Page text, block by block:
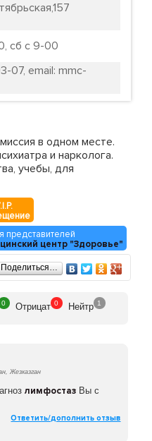
сб с 9-00
07, email: mmc-
в одном месте.
и нарколога.
учебы, для
представителей
центр "Здоровье"
Поделиться…
0 Отрицат 0 Нейтр 1
Жезказган
лимфостазВы с
Ответить/дополнить отзыв